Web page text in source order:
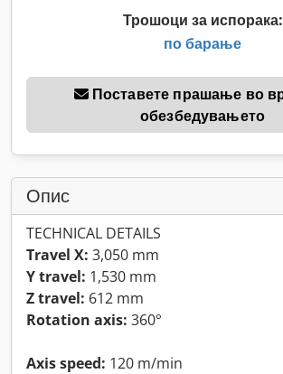
Трошоци за испорака:
по барање
Поставете прашање во врска со
обезбедувањето
Опис
TECHNICAL DETAILS
Travel X: 3,050 mm
Y travel: 1,530 mm
Z travel: 612 mm
Rotation axis: 360°
Axis speed: 120 m/min